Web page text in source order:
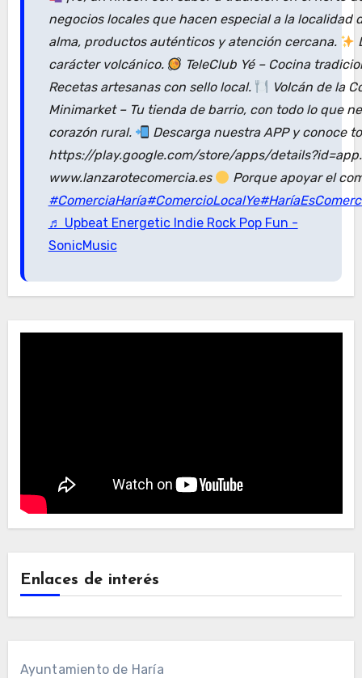
negocios locales que hacen especial a la localidad
alma, productos auténticos y atención cercana.
carácter volcánico.
TeleClub Yé – Cocina
Recetas artesanas con sello local.
Volcán de la
Minimarket – Tu tienda de barrio, con todo lo que
corazón rural.
Descarga nuestra APP y conoce
https://play.google.com/store/apps/
www.lanzarotecomercia.es
Porque apoyar el
#ComerciaHaría#ComercioLocalYe
♬ Upbeat Energetic Indie Rock Pop Fun -
SonicMusic
Enlaces de interés
Ayuntamiento de Haría